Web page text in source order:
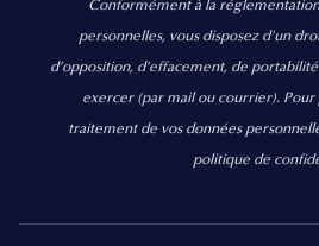
Conformément à la
personnelles, vous disposez d'un
d’opposition, d’effacement, de
exercer (par mail ou courrier). Pour
traitement de vos données
politique de